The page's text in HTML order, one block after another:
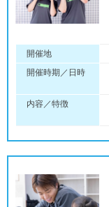
開催地
開催時期／日時
内容／特徴